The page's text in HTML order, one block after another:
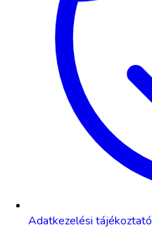
Adatkezelési tájékoztató